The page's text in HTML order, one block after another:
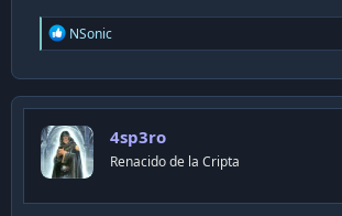
R
e
c
t
o
n
s
NSonic
4sp3ro
Renacido de la Cripta